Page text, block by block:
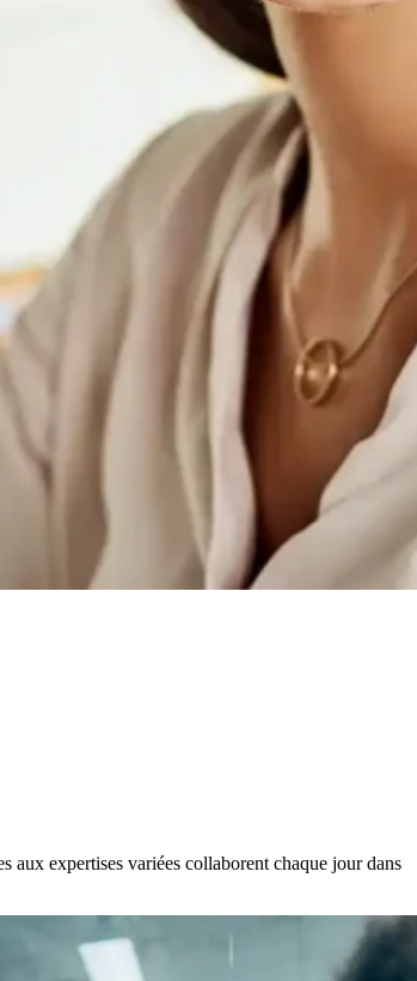
aux expertises variées collaborent chaque jour dans